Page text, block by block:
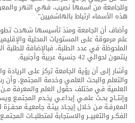
وللجامعة من اسمها نصيب، فهي النهر
هذه الأسماء ارتباط بالهاشميين".
وأضاف أن الجامعة ومنذ تأسيسها شهدت
علم مرموقة على المستويات المحلية
الملحوظة في عدد الطلبة، فبالإضافة للطلبة
ينتمون لحوالي 42 جنسية عربية وأجنبية.
وأشار إلى أن رؤية الجامعة تركز على الريادة
والتعلم والبحث العلمي وخدمة المجتمع، وأن
العلمية في مختلف حقول العلم والمعرفة مــن
وإنتــاج بحـث علمـي إبداعـي يخـدم المجتمـع
المعرفـة مـن خـلال إيجـاد بيئـة جامعيـة محفـزة
الفكــر والتعبيــر والاستجابة لمتطلبــات